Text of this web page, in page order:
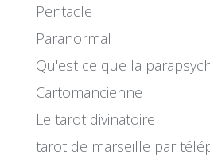
Pentacle
Paranormal
Qu'est ce que la
Cartomancienne
Le tarot divinatoire
tarot de marseille par